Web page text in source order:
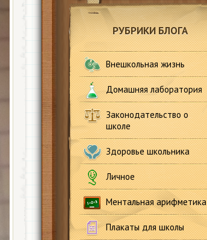
РУБРИКИ БЛОГА
Внешкольная жизнь
Домашняя лаборатория
Законодательство о
школе
Здоровье школьника
Личное
Ментальная арифметика
Плакаты для школы